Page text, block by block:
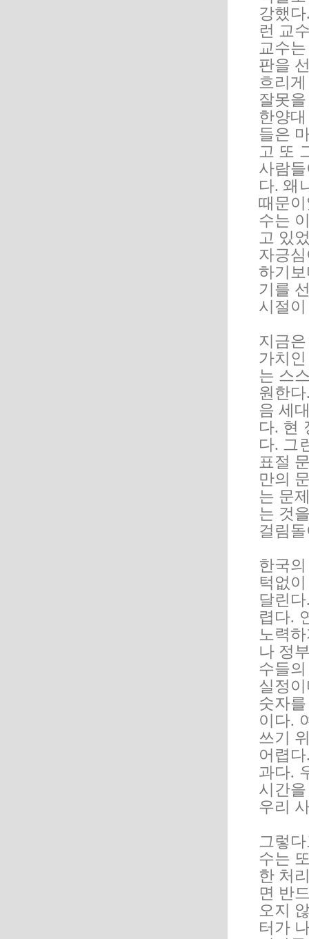
강했
런 교
교수
판을
흐리
잘못
한양
들은
고 또
사람
다. 왜
때문
수는
고 있
자긍
하기
기를
시절
지금
가치
는 스
원한
음 세
다. 현
다. 그
표절
만의
는 문
는 것
걸림
한국
턱없
달린
렵다.
노력
나 정
수들
실정
숫자
이다.
쓰기
어렵
과다.
시간
우리
그렇
수는
한 처
면 반
오지
터가